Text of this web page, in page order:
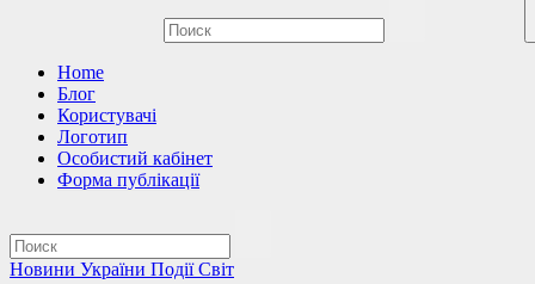
Home
Блог
Користувачі
Логотип
Особистий кабінет
Форма публікації
Новини України ПодіїСвіт